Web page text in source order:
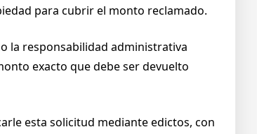
para cubrir el monto reclamado.
la responsabilidad administrativa
exacto que debe ser devuelto
esta solicitud mediante edictos, con